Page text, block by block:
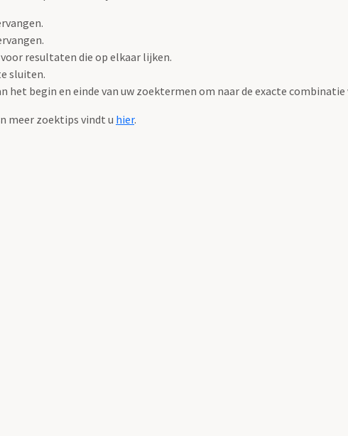
resultaten die op elkaar lijken.
sluiten.
het begin en einde van uw zoektermen om naar de exacte
meer zoektips vindt u hier.